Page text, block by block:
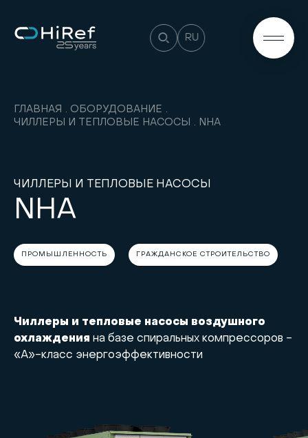
RU
ГЛАВНАЯ
ОБОРУДОВАНИЕ
ЧИЛЛЕРЫ И ТЕПЛОВЫЕ НАСОСЫ
NHA
ЧИЛЛЕРЫ И ТЕПЛОВЫЕ НАСОСЫ
NHA
ПРОМЫШЛЕННОСТЬ ГРАЖДАНСКОЕ СТРОИТЕЛЬСТВО
Чиллеры и тепловые насосы воздушного
охлаждения на базе спиральных компрессоров -
«А»-класс энергоэффективности